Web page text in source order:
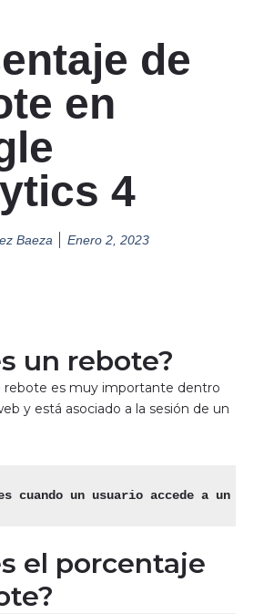
de
en
4
Baeza Enero 2, 2023
un rebote?
rebote es muy importante dentro
y está asociado a la sesión de un
cuando un usuario accede a un
el porcentaje